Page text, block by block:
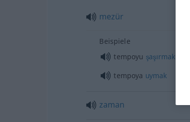
mezür
Beispiele
tempoyu şaşırmak
tempoya uymak
zaman